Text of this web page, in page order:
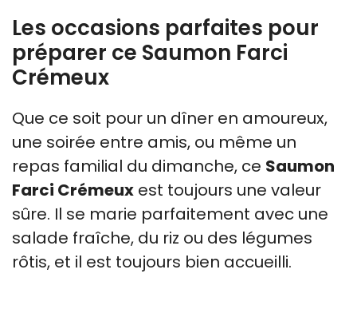
Les occasions parfaites pour
préparer ce Saumon Farci
Crémeux
Que ce soit pour un dîner en amoureux,
une soirée entre amis, ou même un
repas familial du dimanche, ce Saumon
Farci Crémeux est toujours une valeur
sûre. Il se marie parfaitement avec une
salade fraîche, du riz ou des légumes
rôtis, et il est toujours bien accueilli.